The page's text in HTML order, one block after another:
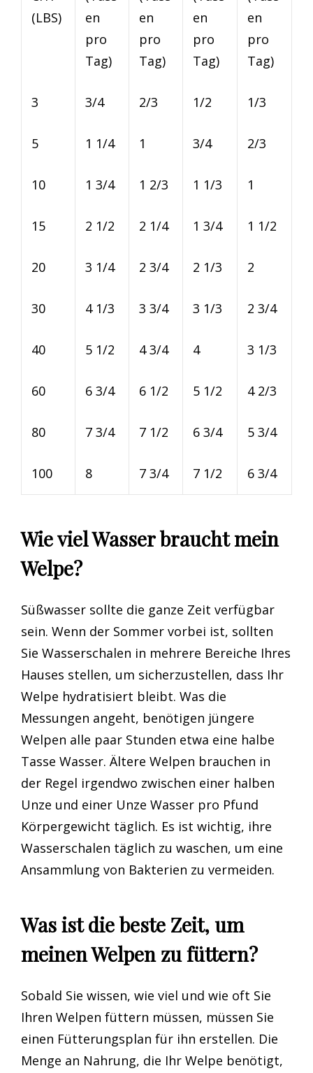
(LBS)
en
pro
Tag)
en
pro
Tag)
en
pro
Tag)
en
pro
Tag)
3 3/4 2/3 1/2 1/3
5 1 1/4 1 3/4 2/3
10 1 3/4 1 2/3 1 1/3 1
15 2 1/2 2 1/4 1 3/4 1 1/2
20 3 1/4 2 3/4 2 1/3 2
30 4 1/3 3 3/4 3 1/3 2 3/4
40 5 1/2 4 3/4 4 3 1/3
60 6 3/4 6 1/2 5 1/2 4 2/3
80 7 3/4 7 1/2 6 3/4 5 3/4
100 8 7 3/4 7 1/2 6 3/4
Wie viel Wasser braucht mein
Welpe?
Süßwasser sollte die ganze Zeit verfügbar
sein. Wenn der Sommer vorbei ist, sollten
Sie Wasserschalen in mehrere Bereiche Ihres
Hauses stellen, um sicherzustellen, dass Ihr
Welpe hydratisiert bleibt. Was die
Messungen angeht, benötigen jüngere
Welpen alle paar Stunden etwa eine halbe
Tasse Wasser. Ältere Welpen brauchen in
der Regel irgendwo zwischen einer halben
Unze und einer Unze Wasser pro Pfund
Körpergewicht täglich. Es ist wichtig, ihre
Wasserschalen täglich zu waschen, um eine
Ansammlung von Bakterien zu vermeiden.
Was ist die beste Zeit, um
meinen Welpen zu füttern?
Sobald Sie wissen, wie viel und wie oft Sie
Ihren Welpen füttern müssen, müssen Sie
einen Fütterungsplan für ihn erstellen. Die
Menge an Nahrung, die Ihr Welpe benötigt,